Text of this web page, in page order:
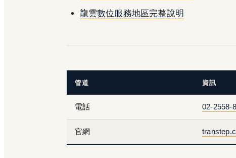
龍雲數位服務地區完整說明
管道 資訊
電話 02-2558-
官網